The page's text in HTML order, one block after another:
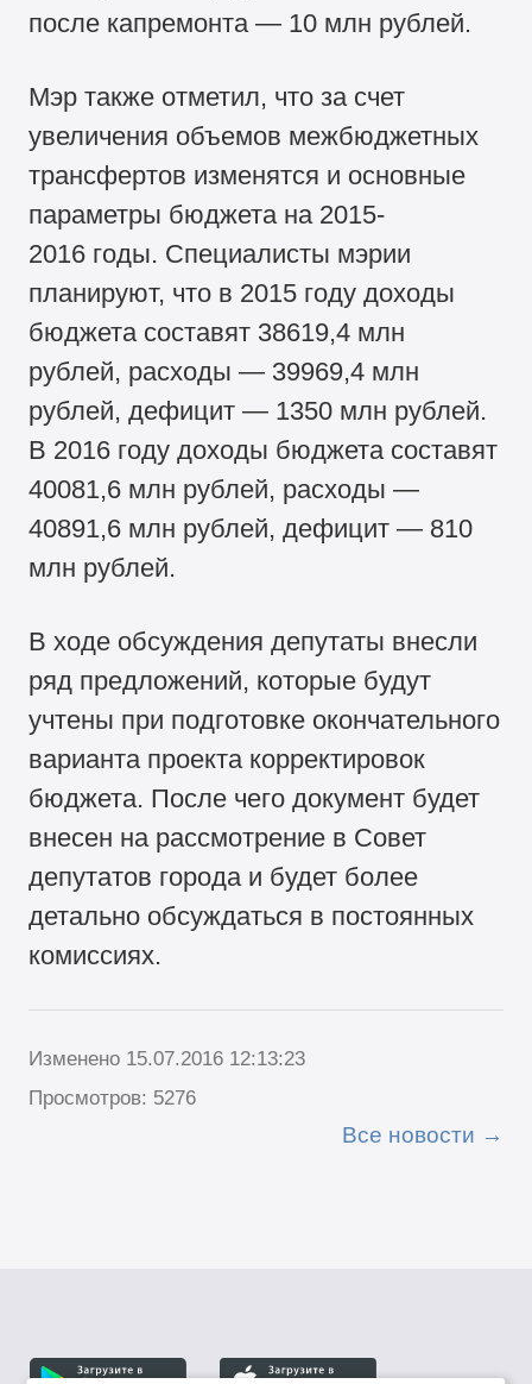
после капремонта — 10 млн рублей.
Мэр также отметил, что за счет
увеличения объемов межбюджетных
трансфертов изменятся и основные
параметры бюджета на 2015-
2016 годы. Специалисты мэрии
планируют, что в 2015 году доходы
бюджета составят 38619,4 млн
рублей, расходы — 39969,4 млн
рублей, дефицит — 1350 млн рублей.
В 2016 году доходы бюджета составят
40081,6 млн рублей, расходы —
40891,6 млн рублей, дефицит — 810
млн рублей.
В ходе обсуждения депутаты внесли
ряд предложений, которые будут
учтены при подготовке окончательного
варианта проекта корректировок
бюджета. После чего документ будет
внесен на рассмотрение в Совет
депутатов города и будет более
детально обсуждаться в постоянных
комиссиях.
Изменено 15.07.2016 12:13:23
Просмотров: 5276
Все новости